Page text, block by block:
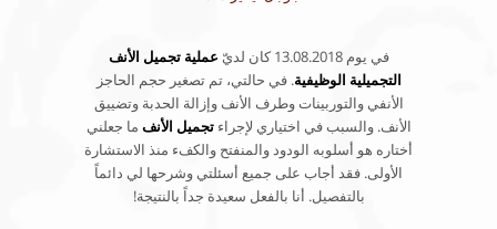
في يوم 13.08.2018 كان لديّ
عملية تجميل الأنف
التجميلية الوظيفية. في حالتي، تم تصغير حجم الحاجز
الأنفي والتوربينات وطرف الأنف وإزالة الحدبة وتضييق
الأنف. والسبب في اختياري لإجراءتجميل الأنف ما جعلني
أختاره هو أسلوبه الودود والمنفتح والكفء منذ الاستشارة
الأولى. فقد أجاب على جميع أسئلتي وشرحها لي دائماً
بالتفصيل. أنا بالفعل سعيدة جداً بالنتيجة!